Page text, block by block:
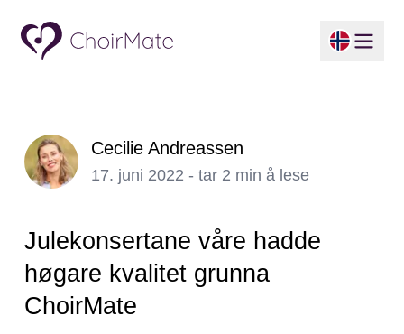
Cecilie Andreassen
17. juni 2022 - tar 2 min å lese
Julekonsertane våre hadde
høgare kvalitet grunna
ChoirMate